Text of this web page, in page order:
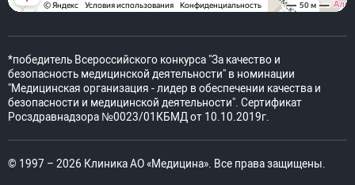
*победитель Всероссийского конкурса "За качество и
безопасность медицинской деятельности" в номинации
"Медицинская организация - лидер в обеспечении качества и
безопасности и медицинской деятельности". Сертификат
Росздравнадзора №0023/01КБМД от 10.10.2019г.
© 1997 – 2026 Клиника АО «Медицина». Все права защищены.